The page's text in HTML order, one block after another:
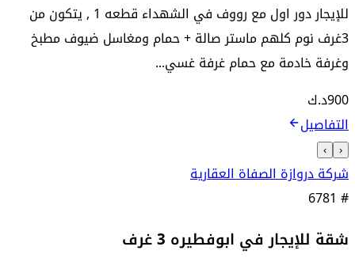
للإيجار دور اول مع رووف في الشهداء قطعه 1 , يتكون من
3غرف نوم كلهم ماستر صالة + حمام ومغاسل ضيوف مطبخ
وغرفة خادمة مع حمام غرفة غسي...
900د.ك
التفاصيل
‹
›
شركة دروازة الصفاة العقارية
6781 #
شقة للإيجار في ابوفطيره 3 غرف